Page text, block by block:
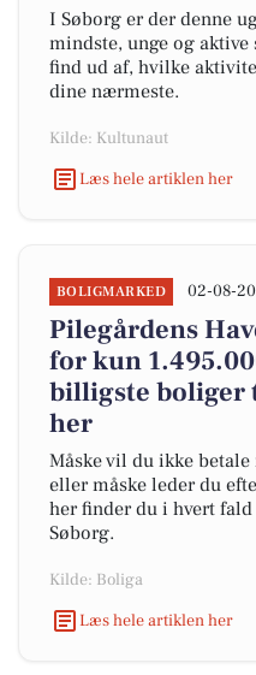
I Søborg er der denne
mindste, unge og
find ud af, hvilke
dine nærmeste.
Kilde: Kultunaut
Læs hele artiklen her
BOLIGMARKED 02-08-
Pilegårdens
for kun
billigste boliger
her
Måske vil du ikke
eller måske leder du
her finder du i hvert
Søborg.
Kilde: Boliga
Læs hele artiklen her